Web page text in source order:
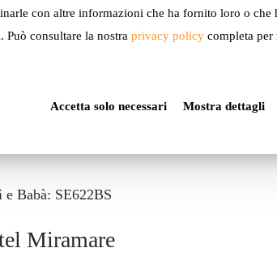
con altre informazioni che ha fornito loro o che
consultare la nostra privacy policy completa
Accetta solo necessari Mostra dettagli
Miramare